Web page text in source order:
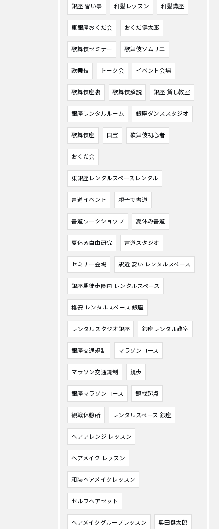
銀座 習い事 和髪レッスン 和髪講座
東銀座おくだ会 おくだ健太郎
歌舞伎セミナー 歌舞伎ソムリエ
歌舞伎 トーク会 イベント会場
歌舞伎座裏 歌舞伎解説 銀座 貸し教室
銀座レンタルルーム 銀座ダンススタジオ
歌舞伎座 国宝 歌舞伎初心者
おくだ会
東銀座レンタルスペースレンタル
書道イベント 親子で書道
書道ワークショップ 夏休み書道
夏休み自由研究 書道スタジオ
セミナー会場 駅近 安い レンタルスペース
銀座駅徒歩圏内 レンタルスペース
格安 レンタルスペース 銀座
レンタルスタジオ銀座 銀座レンタル教室
銀座交通規制 マラソンコース
マラソン交通規制 競歩
銀座マラソンコース 観戦起点
観戦休憩所 レンタルスペース 銀座
ヘアアレンジ レッスン
ヘアメイク レッスン
和装ヘアメイクレッスン
セルフヘアセット
ヘアメイクグループレッスン 奥田健太郎